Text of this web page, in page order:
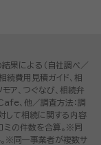
果による（自社調べ／
費用見積ガイド、相
モア、つぐなび、相続弁
、他／調査方法：調
して相続に関する内容
ミの件数を合算。※同
※同一事業者が複数サ